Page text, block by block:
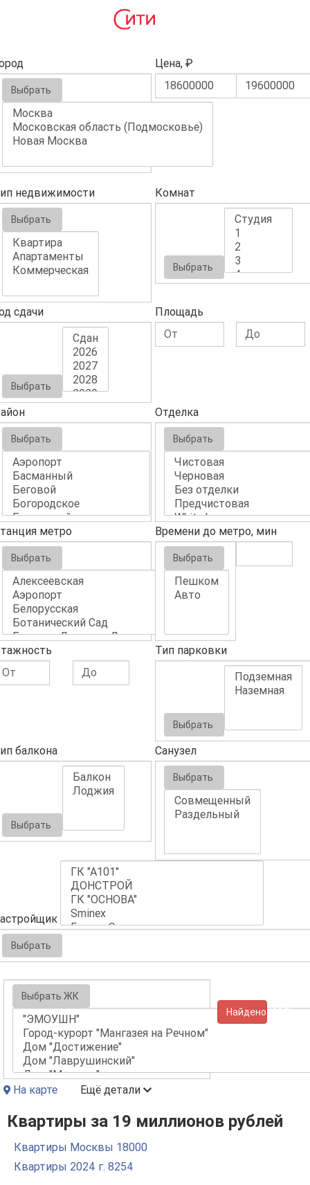
Выбрать
Цена, ₽
недвижимости
Выбрать
Комнат
Выбрать
сдачи
Выбрать
Площадь
Выбрать
Отделка
Выбрать
метро
Выбрать
Времени до метро, мин
Выбрать
Тип парковки
Выбрать
балкона
Выбрать
Санузел
Выбрать
Выбрать
Выбрать ЖК
Найдено (325)
На карте Ещё детали
Квартиры за 19 миллионов рублей
Квартиры Москвы 18000
Квартиры 2024 г. 8254